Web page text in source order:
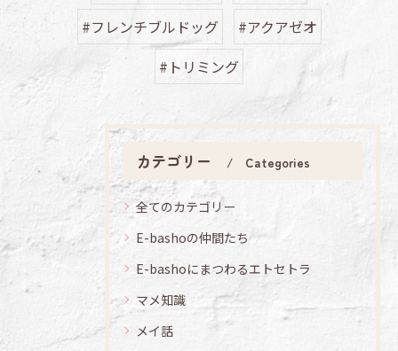
#フレンチブルドッグ
#アクアゼオ
#トリミング
カテゴリー Categories
全てのカテゴリー
E-bashoの仲間たち
E-bashoにまつわるエトセトラ
マメ知識
メイ話